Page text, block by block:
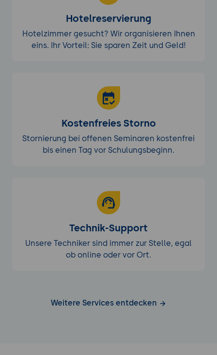
Hotelreservierung
Hotelzimmer gesucht? Wir organisieren Ihnen
eins. Ihr Vorteil: Sie sparen Zeit und Geld!
Kostenfreies Storno
Stornierung bei offenen Seminaren kostenfrei
bis einen Tag vor Schulungsbeginn.
Technik-Support
Unsere Techniker sind immer zur Stelle, egal
ob online oder vor Ort.
Weitere Services entdecken